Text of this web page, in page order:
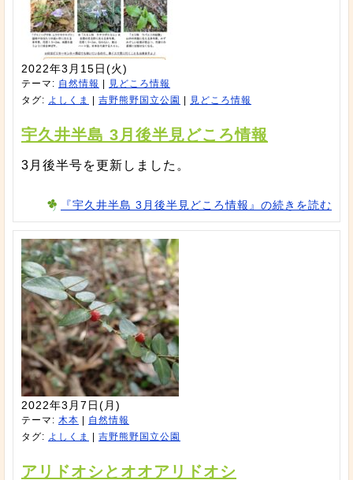
2022年3月15日(火)
テーマ: 自然情報
見どころ情報
タグ: よしくま 吉野熊野国立公園 見どころ情報
宇久井半島 3月後半見どころ情報
3月後半号を更新しました。
『宇久井半島 3月後半見どころ情報』の続きを読む
2022年3月7日(月)
テーマ: 木本
自然情報
タグ: よしくま 吉野熊野国立公園
アリドオシとオオアリドオシ